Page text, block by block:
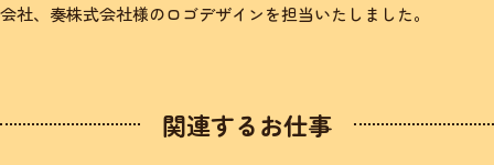
会社、奏株式会社様のロゴデザインを担当いたしました。
関連するお仕事